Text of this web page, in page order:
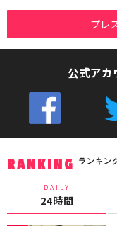
プレ
公式アカ
RANKING ランキン
DAILY
24時間